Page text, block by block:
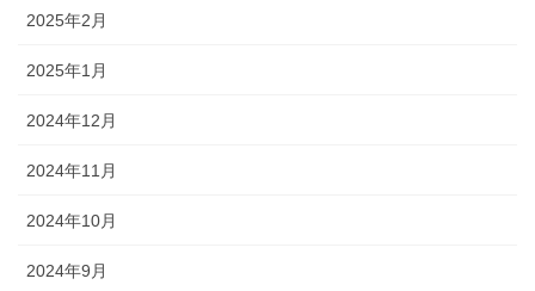
2025年2月
2025年1月
2024年12月
2024年11月
2024年10月
2024年9月